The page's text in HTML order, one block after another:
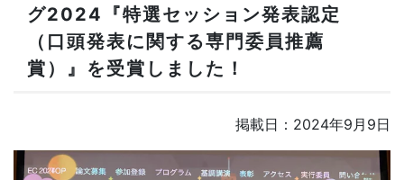
グ2024『特選セッション発表認定
（口頭発表に関する専門委員推薦
賞）』を受賞しました！
掲載日：2024年9月9日